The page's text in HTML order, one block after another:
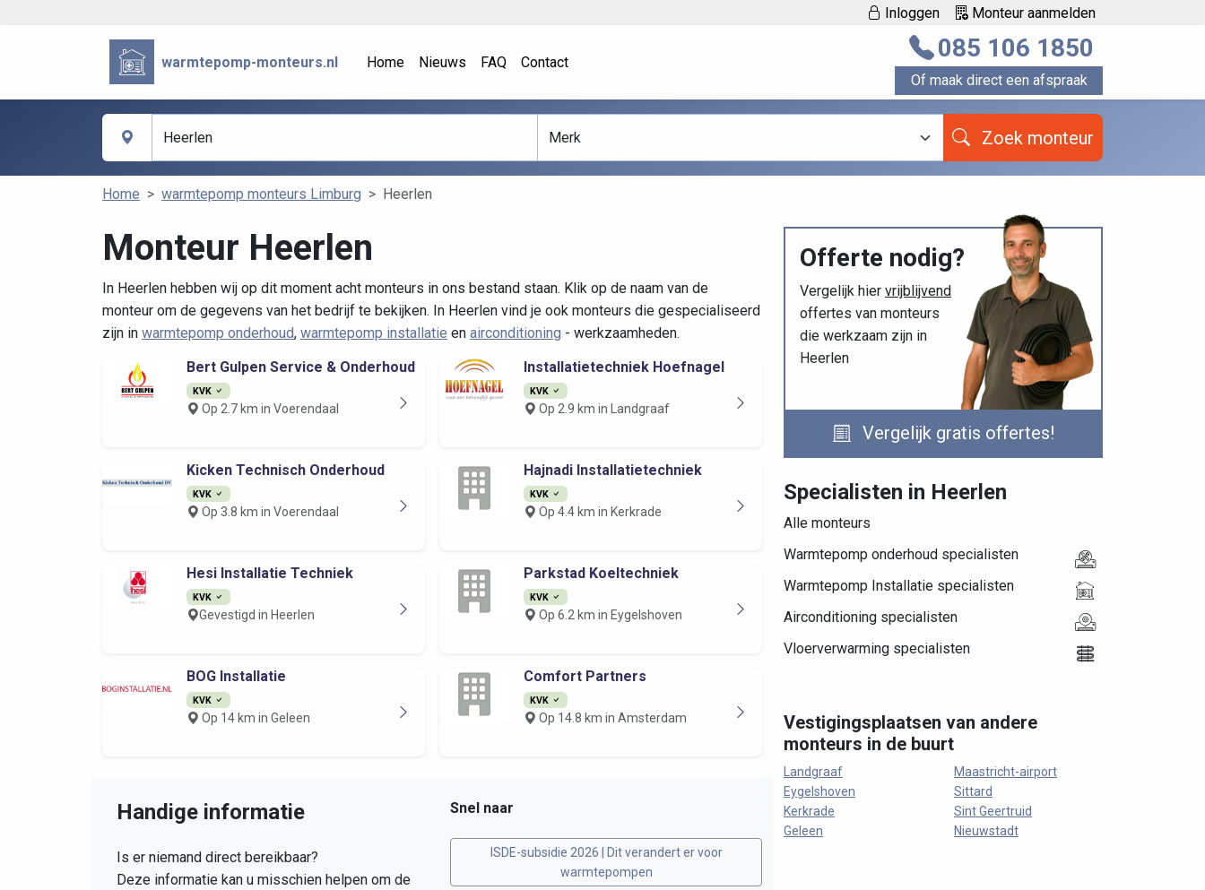
Inloggen Monteur aanmelden
warmtepomp-monteurs.nl Home Nieuws FAQ Contact 085 106 1850
Of maak direct een afspraak
Zoek monteur
Home warmtepomp monteurs Limburg Heerlen
Monteur Heerlen
In Heerlen hebben wij op dit moment acht monteurs in ons bestand staan. Klik op de naam van de
monteur om de gegevens van het bedrijf te bekijken. In Heerlen vind je ook monteurs die gespecialiseerd
zijn in warmtepomp onderhoud, warmtepomp installatie en airconditioning - werkzaamheden.
Bert Gulpen Service & Onderhoud
KVK
Op 2.7 km in Voerendaal
Installatietechniek Hoefnagel
KVK
Op 2.9 km in Landgraaf
Kicken Technisch Onderhoud
KVK
Op 3.8 km in Voerendaal
Hajnadi Installatietechniek
KVK
Op 4.4 km in Kerkrade
Hesi Installatie Techniek
KVK
Gevestigd in Heerlen
Parkstad Koeltechniek
KVK
Op 6.2 km in Eygelshoven
BOG Installatie
KVK
Op 14 km in Geleen
Comfort Partners
KVK
Op 14.8 km in Amsterdam
Handige informatie
Is er niemand direct bereikbaar?
Deze informatie kan u misschien helpen om de
Snel naar
ISDE-subsidie 2026 | Dit verandert er voor
warmtepompen
Offerte nodig?
Vergelijk hier vrijblijvend
offertes van monteurs
die werkzaam zijn in
Heerlen
Vergelijk gratis offertes!
Specialisten in Heerlen
Alle monteurs
Warmtepomp onderhoud specialisten
Warmtepomp Installatie specialisten
Airconditioning specialisten
Vloerverwarming specialisten
Vestigingsplaatsen van andere
monteurs in de buurt
Landgraaf
Eygelshoven
Kerkrade
Geleen
Maastricht-airport
Sittard
Sint Geertruid
Nieuwstadt